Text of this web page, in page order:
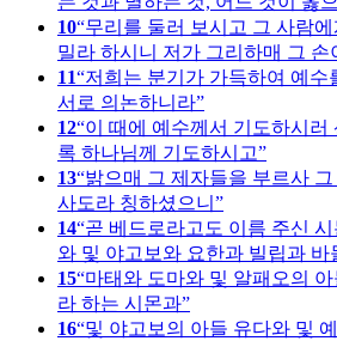
10 무리를 둘러 보시고 그 사람
밀라 하시니 저가 그리하매 그 손
11 저희는 분기가 가득하여 예수
서로 의논하니라
12 이 때에 예수께서 기도하시러
록 하나님께 기도하시고
13 밝으매 그 제자들을 부르사
사도라 칭하셨으니
14 곧 베드로라고도 이름 주신
와 및 야고보와 요한과 빌립과 바
15 마태와 도마와 및 알패오의 아
라 하는 시몬과
16 및 야고보의 아들 유다와 및